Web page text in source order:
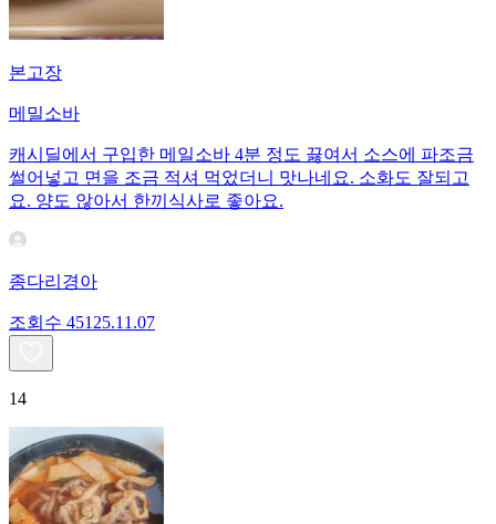
본고장
메밀소바
캐시딜에서 구입한 메일소바 4분 정도 끓여서 소스에 파조금
썰어넣고 면을 조금 적셔 먹었더니 맛나네요. 소화도 잘되고
요. 양도 않아서 한끼식사로 좋아요.
종다리경아
조회수 451 25.11.07
14